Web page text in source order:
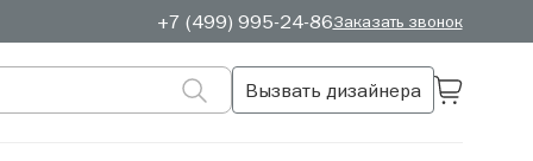
+7 (499) 995-24-86Заказать звонок
Вызвать дизайнера